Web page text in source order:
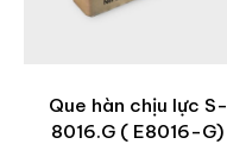
Que hàn chịu lực S-
8016.G ( E8016-G)